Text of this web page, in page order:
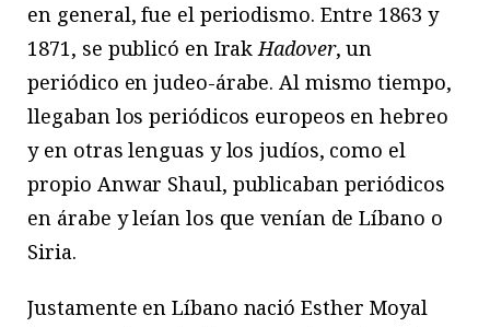
en general, fue el periodismo. Entre 1863 y
1871, se publicó en IrakHadover, un
periódico en judeo-árabe. Al mismo tiempo,
llegaban los periódicos europeos en hebreo
y en otras lenguas y los judíos, como el
propio Anwar Shaul, publicaban periódicos
en árabe y leían los que venían de Líbano o
Siria.
Justamente en Líbano nació Esther Moyal